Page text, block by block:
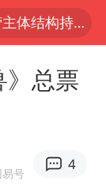
上半年我国经营主体结构持续优化
》阵容官宣
美将每月供乌爱国者拦截导弹
》总票
号
4